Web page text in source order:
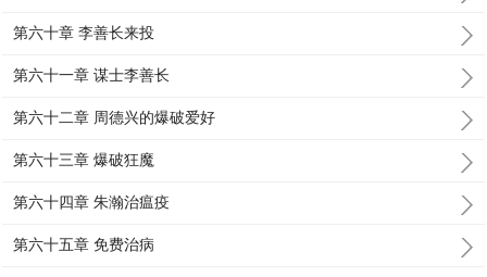
第六十章 李善长来投
第六十一章 谋士李善长
第六十二章 周德兴的爆破爱好
第六十三章 爆破狂魔
第六十四章 朱瀚治瘟疫
第六十五章 免费治病